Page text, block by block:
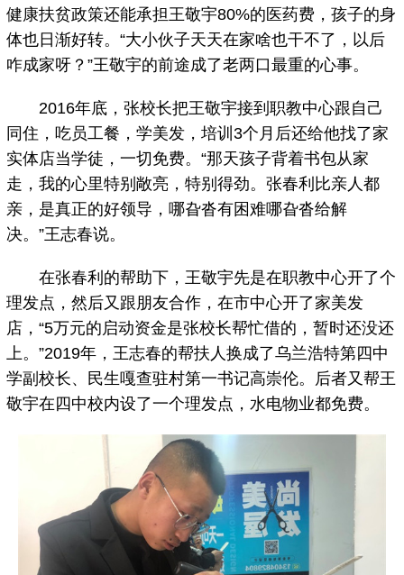
健康扶贫政策还能承担王敬宇80%的医药费，孩子的身
体也日渐好转。“大小伙子天天在家啥也干不了，以后
咋成家呀？”王敬宇的前途成了老两口最重的心事。
2016年底，张校长把王敬宇接到职教中心跟自己
同住，吃员工餐，学美发，培训3个月后还给他找了家
实体店当学徒，一切免费。“那天孩子背着书包从家
走，我的心里特别敞亮，特别得劲。张春利比亲人都
亲，是真正的好领导，哪旮沓有困难哪旮沓给解
决。”王志春说。
在张春利的帮助下，王敬宇先是在职教中心开了个
理发点，然后又跟朋友合作，在市中心开了家美发
店，“5万元的启动资金是张校长帮忙借的，暂时还没还
上。”2019年，王志春的帮扶人换成了乌兰浩特第四中
学副校长、民生嘎查驻村第一书记高崇伦。后者又帮王
敬宇在四中校内设了一个理发点，水电物业都免费。